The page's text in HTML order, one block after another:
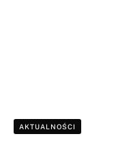
AKTUALNOŚCI